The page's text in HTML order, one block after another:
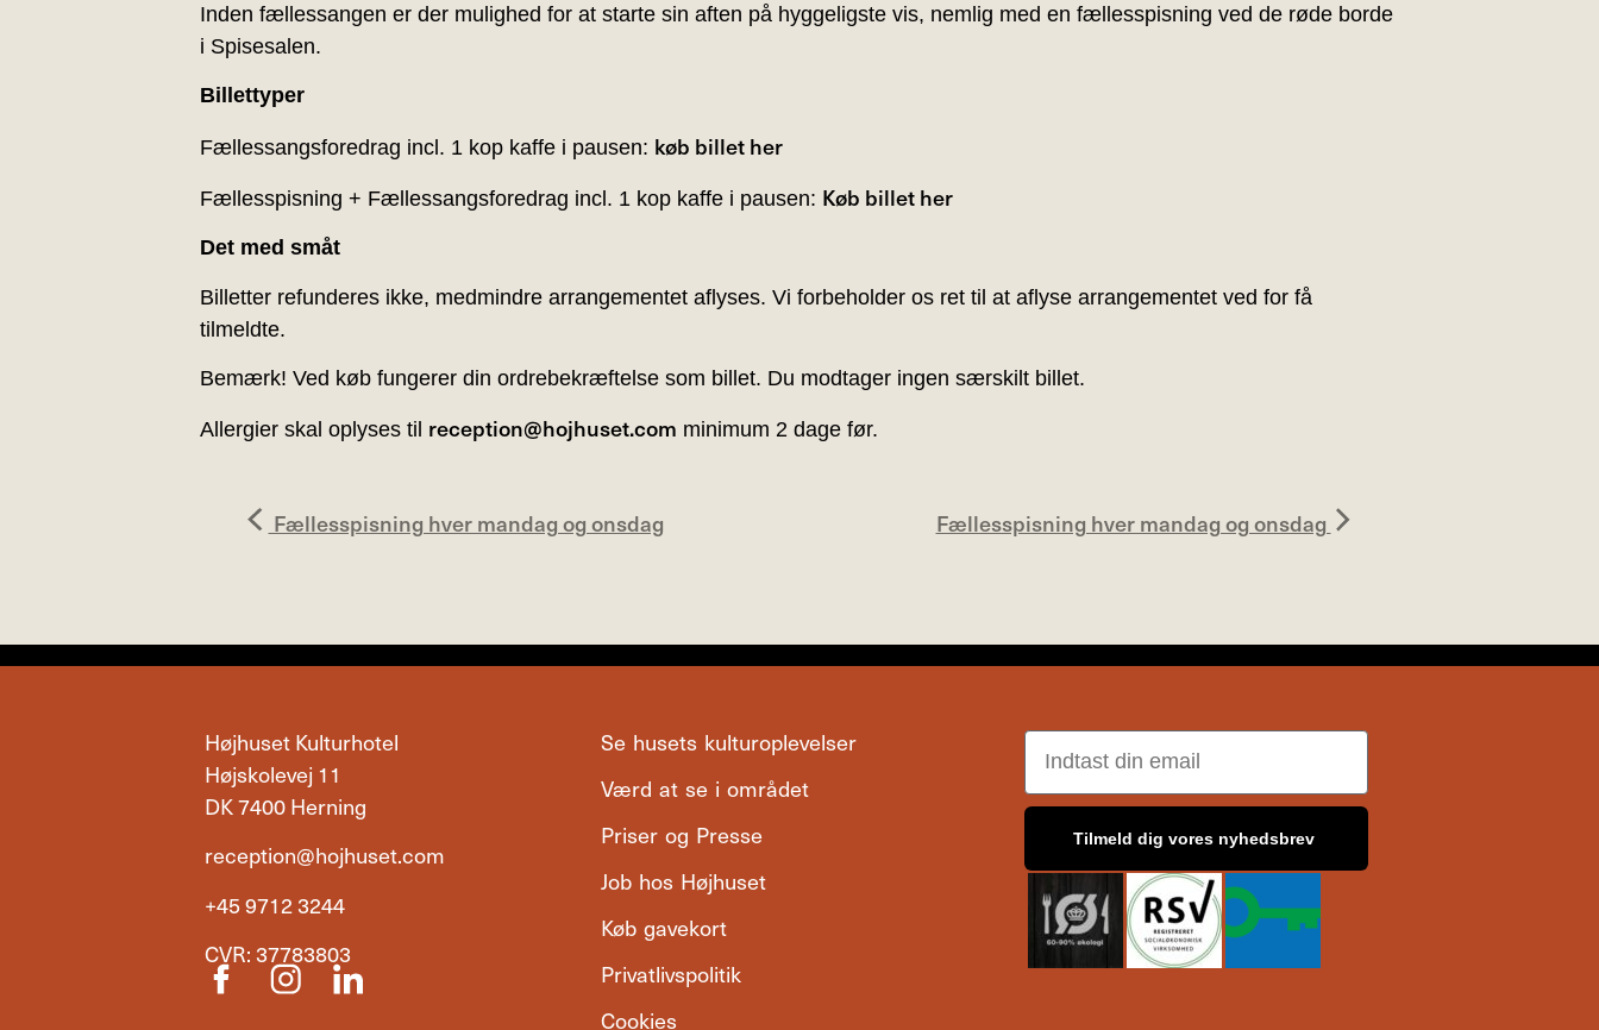
Inden fællessangen er der mulighed for at starte sin aften på hyggeligste vis, nemlig med en fællesspisning ved de røde borde
i Spisesalen.
Billettyper
Fællessangsforedrag incl. 1 kop kaffe i pausen: køb billet her
Fællesspisning + Fællessangsforedrag incl. 1 kop kaffe i pausen: Køb billet her
Det med småt
Billetter refunderes ikke, medmindre arrangementet aflyses. Vi forbeholder os ret til at aflyse arrangementet ved for få
tilmeldte.
Bemærk! Ved køb fungerer din ordrebekræftelse som billet. Du modtager ingen særskilt billet.
Allergier skal oplyses til reception@hojhuset.com minimum 2 dage før.
Fællesspisning hver mandag og onsdag Fællesspisning hver mandag og onsdag
Højhuset Kulturhotel
Højskolevej 11
DK 7400 Herning
reception@hojhuset.com
+45 9712 3244
CVR: 37783803
Se husets kulturoplevelser
Værd at se i området
Priser og Presse
Job hos Højhuset
Køb gavekort
Privatlivspolitik
Cookies
Email
Tilmeld dig vores nyhedsbrev